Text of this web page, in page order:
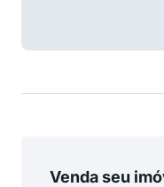
Venda seu